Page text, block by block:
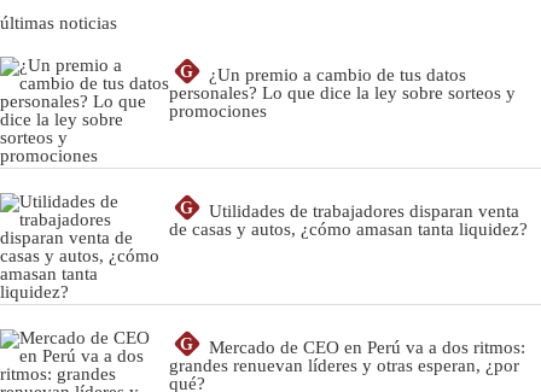
últimas noticias
G
¿Un premio a cambio de tus datos
personales? Lo que dice la ley sobre sorteos y
promociones
G
Utilidades de trabajadores disparan venta
de casas y autos, ¿cómo amasan tanta liquidez?
G
Mercado de CEO en Perú va a dos ritmos:
grandes renuevan líderes y otras esperan, ¿por
qué?